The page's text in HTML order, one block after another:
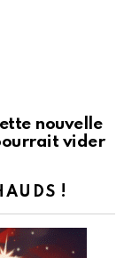
nouvelle
vider
!